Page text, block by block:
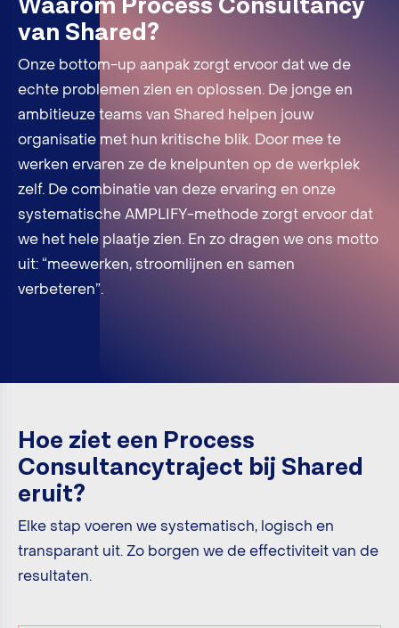
van Shared?
Onze bottom-up aanpak zorgt ervoor dat we de
echte problemen zien en oplossen. De jonge en
ambitieuze teams van Shared helpen jouw
organisatie met hun kritische blik. Door mee te
werken ervaren ze de knelpunten op de werkplek
zelf. De combinatie van deze ervaring en onze
systematische AMPLIFY-methode zorgt ervoor dat
we het hele plaatje zien. En zo dragen we ons motto
uit: “meewerken, stroomlijnen en samen
verbeteren”.
Hoe ziet een Process
Consultancytraject bij Shared
eruit?
Elke stap voeren we systematisch, logisch en
transparant uit. Zo borgen we de effectiviteit van de
resultaten.